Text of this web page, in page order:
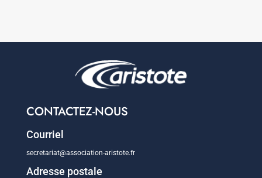
CONTACTEZ-NOUS
Courriel
secretariat@association-aristote.fr
Adresse postale